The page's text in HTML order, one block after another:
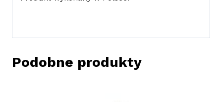
Podobne produkty